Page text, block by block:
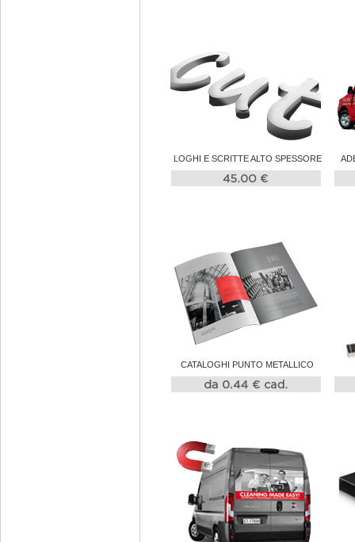
LOGHI E SCRITTE ALTO SPESSORE
CATALOGHI PUNTO METALLICO